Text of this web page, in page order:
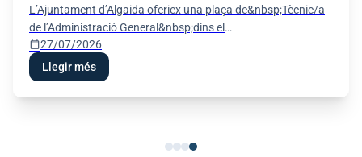
L’Ajuntament d’Algaida oferiex una plaça de&nbsp;Tècnic/a
de l’Administració General&nbsp;dins el
programa&nbsp;«SOIB - Oportunitats d’Ocupació per a
Persones Joves Qualifi
calendar_today27/07/2026
Llegir més